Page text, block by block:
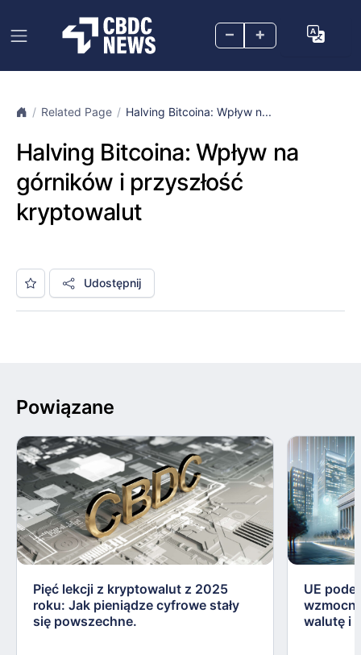
– +
Related Page Halving Bitcoina: Wpływ n...
Halving Bitcoina: Wpływ na
górników i przyszłość
kryptowalut
Udostępnij
Powiązane
Pięć lekcji z kryptowalut z 2025
roku: Jak pieniądze cyfrowe stały
się powszechne.
UE
walutę i